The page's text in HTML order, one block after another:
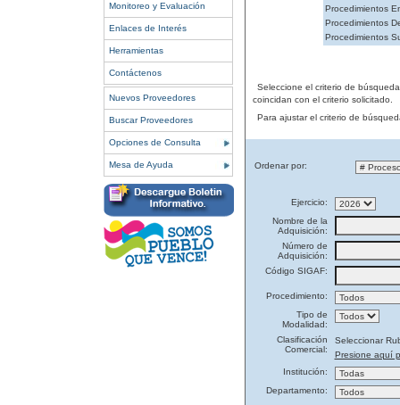
Monitoreo y Evaluación
Enlaces de Interés
Herramientas
Contáctenos
Nuevos Proveedores
Buscar Proveedores
Opciones de Consulta
Mesa de Ayuda
Procedimientos
Procedimientos
Procedimientos
Seleccione el criterio de
coincidan con el criterio solicitado.
Para ajustar el criterio de
Ordenar por:
Ejercicio:
Nombre de la
Adquisición:
Número de
Adquisición:
Código SIGAF:
Procedimiento:
Tipo de
Modalidad:
Clasificación
Comercial:
Seleccionar
Presione aquí
Institución:
Departamento: